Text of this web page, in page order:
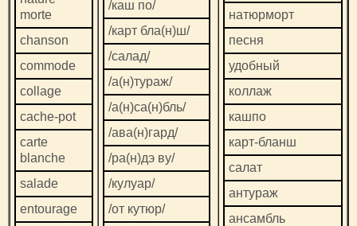
morte
chanson
commode
collage
cache-pot
carte
blanche
salade
entourage
/каш по/
/карт бла(н)ш/
/салад/
/а(н)тураж/
/а(н)са(н)бль/
/ава(н)гард/
/ра(н)дэ ву/
/кулуар/
/от кутюр/
натюрморт
песня
удобный
коллаж
кашпо
карт-бланш
салат
антураж
ансамбль